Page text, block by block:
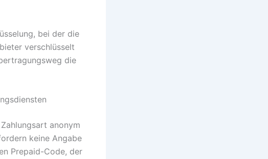
bei der die
verschlüsselt
die
anonym
keine Angabe
Prepaid-Code, der